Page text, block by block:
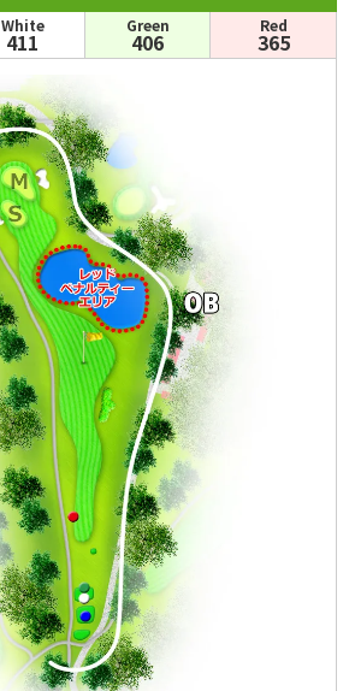
White
411
Green
406
Red
365